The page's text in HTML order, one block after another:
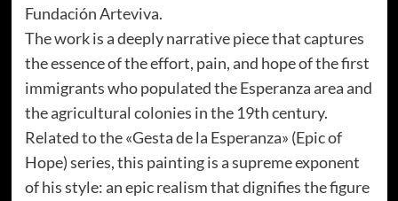
Fundación Arteviva.
The work is a deeply narrative piece that captures
the essence of the effort, pain, and hope of the first
immigrants who populated the Esperanza area and
the agricultural colonies in the 19th century.
Related to the «Gesta de la Esperanza» (Epic of
Hope) series, this painting is a supreme exponent
of his style: an epic realism that dignifies the figure